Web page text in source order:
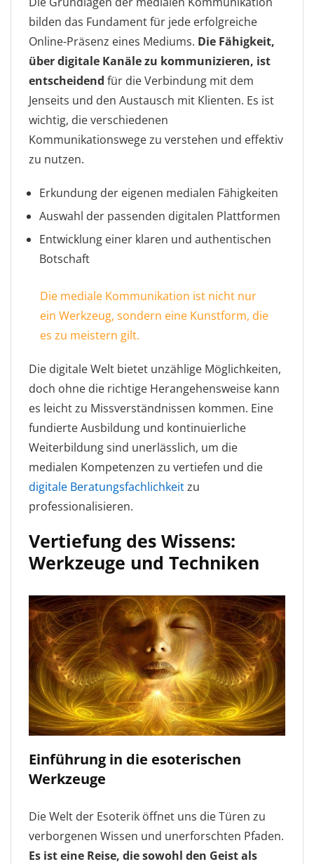
bilden das Fundament für jede erfolgreiche
Online-Präsenz eines Mediums. Die Fähigkeit,
über digitale Kanäle zu kommunizieren, ist
entscheidend für die Verbindung mit dem
Jenseits und den Austausch mit Klienten. Es ist
wichtig, die verschiedenen
Kommunikationswege zu verstehen und effektiv
zu nutzen.
Erkundung der eigenen medialen Fähigkeiten
Auswahl der passenden digitalen Plattformen
Entwicklung einer klaren und authentischen
Botschaft
Die mediale Kommunikation ist nicht nur
ein Werkzeug, sondern eine Kunstform, die
es zu meistern gilt.
Die digitale Welt bietet unzählige Möglichkeiten,
doch ohne die richtige Herangehensweise kann
es leicht zu Missverständnissen kommen. Eine
fundierte Ausbildung und kontinuierliche
Weiterbildung sind unerlässlich, um die
medialen Kompetenzen zu vertiefen und die
digitale Beratungsfachlichkeitzu
professionalisieren.
Vertiefung des Wissens:
Werkzeuge und Techniken
Einführung in die esoterischen
Werkzeuge
Die Welt der Esoterik öffnet uns die Türen zu
verborgenen Wissen und unerforschten Pfaden.
Es ist eine Reise, die sowohl den Geist als